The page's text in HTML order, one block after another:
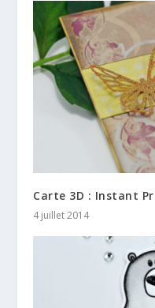
Carte 3D : Instant
4 juillet 2014